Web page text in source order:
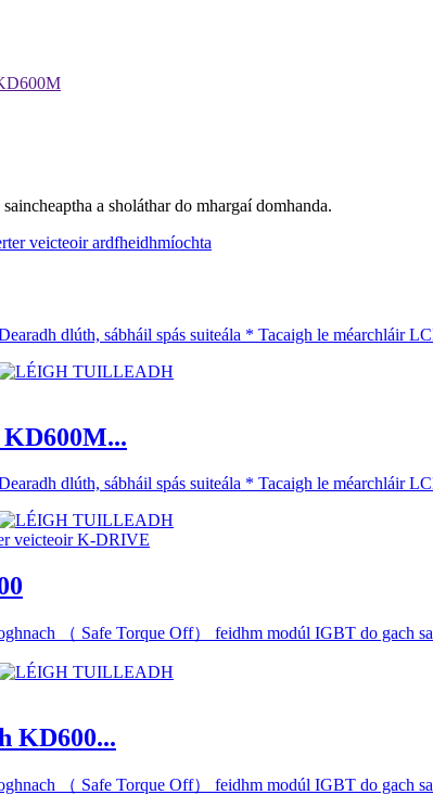
a sholáthar do mhargaí domhanda.
dlúth, sábháil spás suiteála * Tacaigh le méarchláir
dlúth, sábháil spás suiteála * Tacaigh le méarchláir
（ Safe Torque Off） feidhm modúl IGBT do gach
KD600...
（ Safe Torque Off） feidhm modúl IGBT do gach